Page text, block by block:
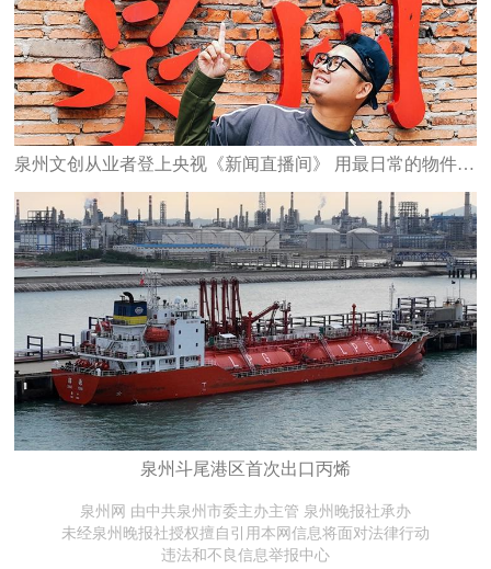
泉州文创从业者登上央视《新闻直播间》 用最日常的物件 承载最深的乡愁
泉州斗尾港区首次出口丙烯
泉州网 由中共泉州市委主办主管 泉州晚报社承办
未经泉州晚报社授权擅自引用本网信息将面对法律行动
违法和不良信息举报中心